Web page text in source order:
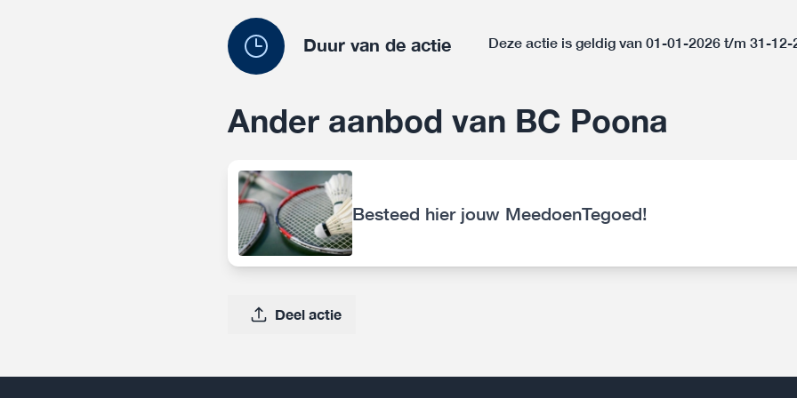
Duur van de actie Deze actie is geldig van 01-01-2026 t/m 31-12-
Ander aanbod van BC Poona
Besteed hier jouw MeedoenTegoed!
Deel actie